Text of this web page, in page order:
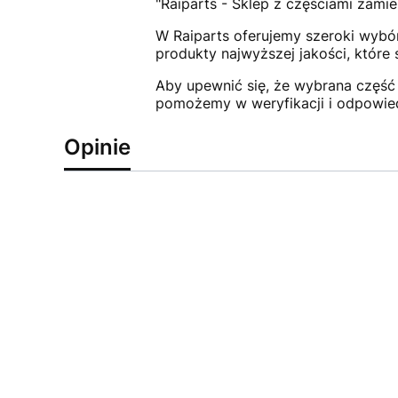
"Raiparts - Sklep z częściami
W Raiparts oferujemy szeroki
produkty najwyższej jakości, które
Aby upewnić się, że wybrana
pomożemy w weryfikacji i
Opinie